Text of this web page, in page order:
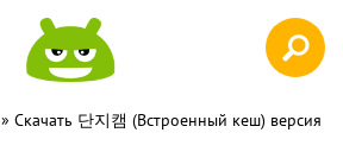
» Скачать 단지캠 (Встроенный кеш) версия